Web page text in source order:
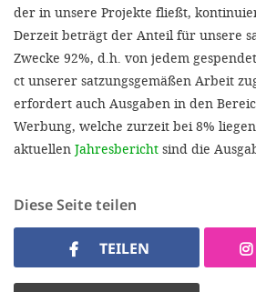
der in unsere Projekte fließt,
Derzeit beträgt der Anteil für unsere
Zwecke 92%, d.h. von jedem
ct unserer satzungsgemäßen Arbeit
erfordert auch Ausgaben in den
Werbung, welche zurzeit bei 8%
aktuellen Jahresbericht sind die
Diese Seite teilen
TEILEN